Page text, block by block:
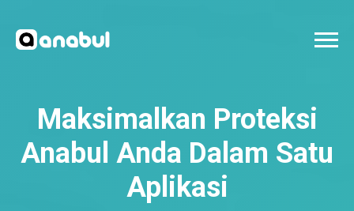
Maksimalkan Proteksi
Anabul Anda Dalam Satu
Aplikasi